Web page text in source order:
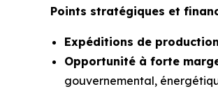
Points stratégiques et
Expéditions de
Opportunité à forte
gouvernemental,